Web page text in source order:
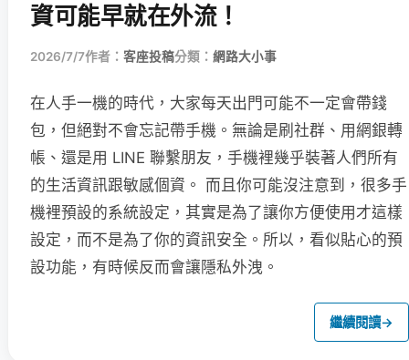
資可能早就在外流！
2026/7/7作者： 客座投稿分類： 網路大小事
在人手一機的時代，大家每天出門可能不一定會帶錢
包，但絕對不會忘記帶手機。無論是刷社群、用網銀轉
帳、還是用 LINE 聯繫朋友，手機裡幾乎裝著人們所有
的生活資訊跟敏感個資。 而且你可能沒注意到，很多手
機裡預設的系統設定，其實是為了讓你方便使用才這樣
設定，而不是為了你的資訊安全。所以，看似貼心的預
設功能，有時候反而會讓隱私外洩。
繼續閱讀→